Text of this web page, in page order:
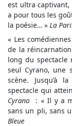
est ultra captivant,
a pour tous les
la poésie… » La
« Les
de la
long du spectacle
seul Cyrano, une
scène. Jusqu’à
spectacle qui
Cyrano
: « Il y a
sans un pli, sans
Bleue